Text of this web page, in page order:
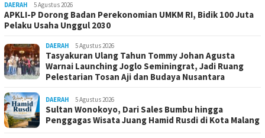
DAERAH 5 Agustus 2026
APKLI-P Dorong Badan Perekonomian UMKM RI, Bidik 100 Juta
Pelaku Usaha Unggul 2030
DAERAH 5 Agustus 2026
Tasyakuran Ulang Tahun Tommy Johan Agusta
Warnai Launching Joglo Seminingrat, Jadi Ruang
Pelestarian Tosan Aji dan Budaya Nusantara
DAERAH 5 Agustus 2026
Sultan Wonokoyo, Dari Sales Bumbu hingga
Penggagas Wisata Juang Hamid Rusdi di Kota Malang